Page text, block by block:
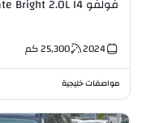
فولفو XC90 B6 Ultimate Bright 2.0L I4
2024
25,300كم
مواصفات خليجية